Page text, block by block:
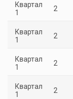
Квартал
1
2
Квартал
1
2
Квартал
1
2
Квартал
1
2